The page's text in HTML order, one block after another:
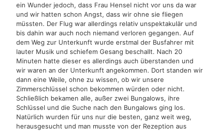
ein Wunder jedoch, dass Frau Hensel nicht vor uns da war
und wir hatten schon Angst, dass wir ohne sie fliegen
müssten. Der Flug war allerdings relativ unspektakulär und
bis dahin war auch noch niemand verloren gegangen. Auf
dem Weg zur Unterkunft wurde erstmal der Busfahrer mit
lauter Musik und schiefem Gesang beschallt. Nach 20
Minuten hatte dieser es allerdings auch überstanden und
wir waren an der Unterkunft angekommen. Dort standen wir
dann eine Weile, ohne zu wissen, ob wir unsere
Zimmerschlüssel schon bekommen würden oder nicht.
Schließlich bekamen alle, außer zwei Bungalows, ihre
Schlüssel und die Suche nach den Bungalows ging los.
Natürlich wurden für uns nur die besten, ganz weit weg,
herausgesucht und man musste von der Rezeption aus